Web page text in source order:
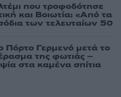
που τροφοδότησε
και Βοιωτία: «Από τα
των τελευταίων 50
Πόρτο Γερμενό μετά το
της φωτιάς –
στα καμένα σπίτια